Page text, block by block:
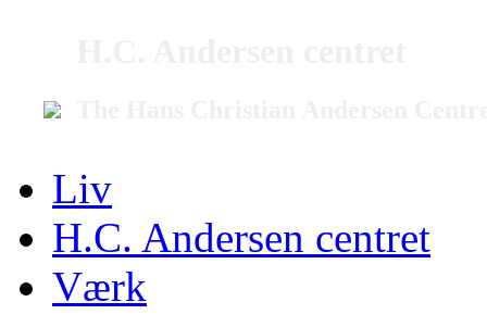
Liv
H.C. Andersen centret
Værk